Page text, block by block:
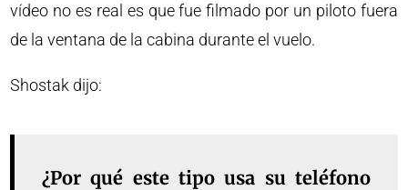
vídeo no es real es que fue filmado por un piloto fuera
de la ventana de la cabina durante el vuelo.
Shostak dijo:
¿Por qué este tipo usa su teléfono